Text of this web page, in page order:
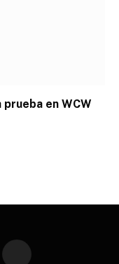
en WCW
TikTok